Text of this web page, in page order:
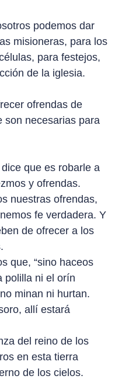
podemos dar
misioneras, para los
para festejos,
de la iglesia.
ofrendas de
son necesarias para
que es robarle a
y ofrendas.
nuestras ofrendas,
fe verdadera. Y
de ofrecer a los
que, “sino haceos
polilla ni el orín
minan ni hurtan.
allí estará
del reino de los
en esta tierra
de los cielos.